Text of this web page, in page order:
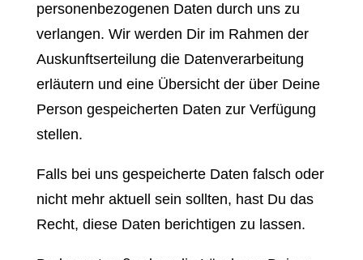
personenbezogenen Daten durch uns zu
verlangen. Wir werden Dir im Rahmen der
Auskunftserteilung die Datenverarbeitung
erläutern und eine Übersicht der über Deine
Person gespeicherten Daten zur Verfügung
stellen.
Falls bei uns gespeicherte Daten falsch oder
nicht mehr aktuell sein sollten, hast Du das
Recht, diese Daten berichtigen zu lassen.